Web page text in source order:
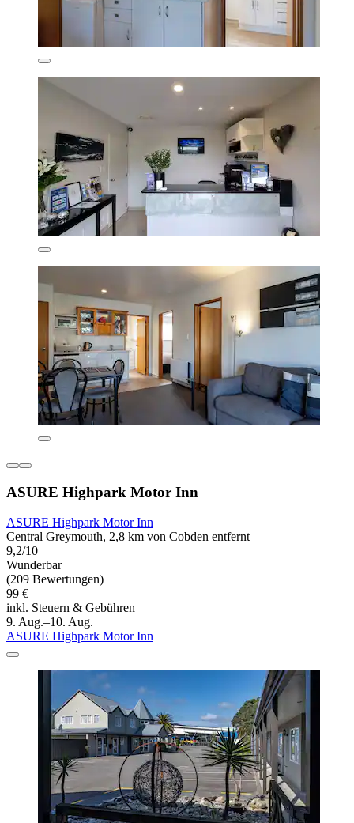
ASURE Highpark Motor Inn
ASURE Highpark Motor Inn
Central Greymouth, 2,8 km von Cobden entfernt
9,2/10
Wunderbar
(209 Bewertungen)
99 €
inkl. Steuern & Gebühren
9. Aug.–10. Aug.
ASURE Highpark Motor Inn